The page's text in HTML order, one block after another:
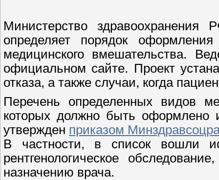
Министерство здравоохранения
определяет порядок
медицинского вмешательства.
официальном сайте. Проект
отказа, а также случаи, когда
Перечень определенных видов
которых должно быть оформлено
утвержден приказом
В частности, в список вошли
рентгенологическое
назначению врача.